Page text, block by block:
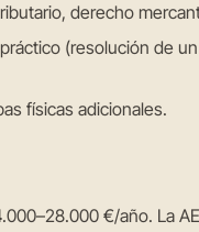
derecho
(resolución de
físicas adicionales.
€/año. La